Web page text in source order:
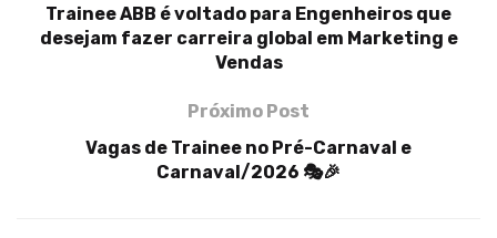
Trainee ABB é voltado para Engenheiros que
desejam fazer carreira global em Marketing e
Vendas
Próximo Post
Vagas de Trainee no Pré-Carnaval e
Carnaval/2026 🎭🎉